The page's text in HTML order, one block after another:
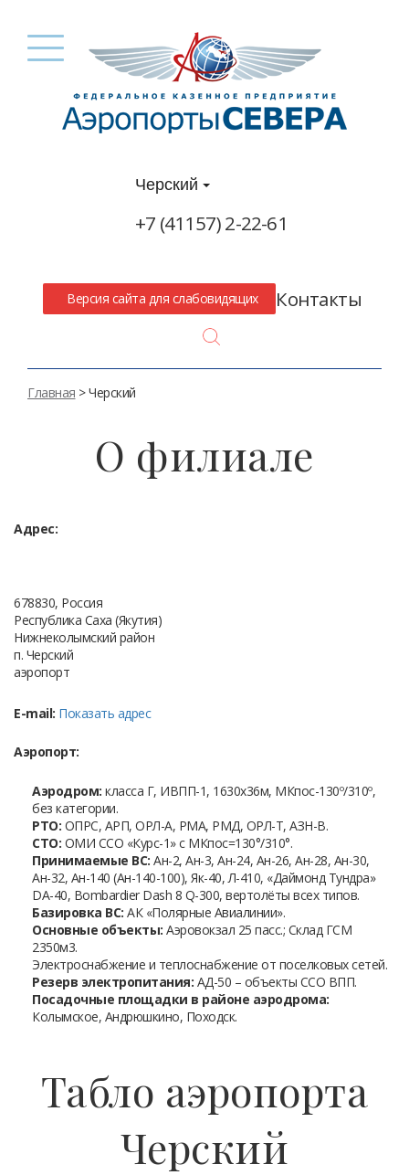
Черский
+7 (41157) 2-22-61
Версия сайта для слабовидящих Контакты
Главная > Черский
О филиале
Адрес:
678830, Россия
Республика Саха (Якутия)
Нижнеколымский район
п. Черский
аэропорт
E-mail: Показать адрес
Аэропорт:
Аэродром: класса Г, ИВПП-1, 1630х36м, МКпос-130º/310º,
без категории.
РТО: ОПРС, АРП, ОРЛ-А, РМА, РМД, ОРЛ-Т, АЗН-В.
СТО: ОМИ ССО «Курс-1» с МКпос=130°/310°.
Принимаемые ВС: Ан-2, Ан-3, Ан-24, Ан-26, Ан-28, Ан-30,
Ан-32, Ан-140 (Ан-140-100), Як-40, Л-410, «Даймонд Тундра»
DА-40, Bombardier Dash 8 Q-300, вертолёты всех типов.
Базировка ВС: АК «Полярные Авиалинии».
Основные объекты: Аэровокзал 25 пасс.; Склад ГСМ
2350м3.
Электроснабжение и теплоснабжение от поселковых сетей.
Резерв электропитания: АД-50 – объекты ССО ВПП.
Посадочные площадки в районе аэродрома:
Колымское, Андрюшкино, Походск.
Табло аэропорта
Черский